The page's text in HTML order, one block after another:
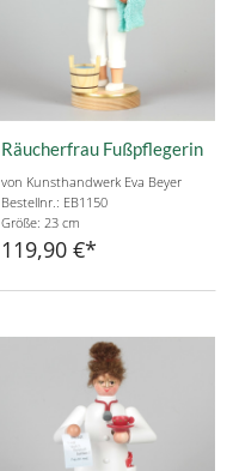
Räucherfrau Fußpflegerin
von Kunsthandwerk Eva Beyer
Bestellnr.: EB1150
Größe: 23 cm
119,90 €